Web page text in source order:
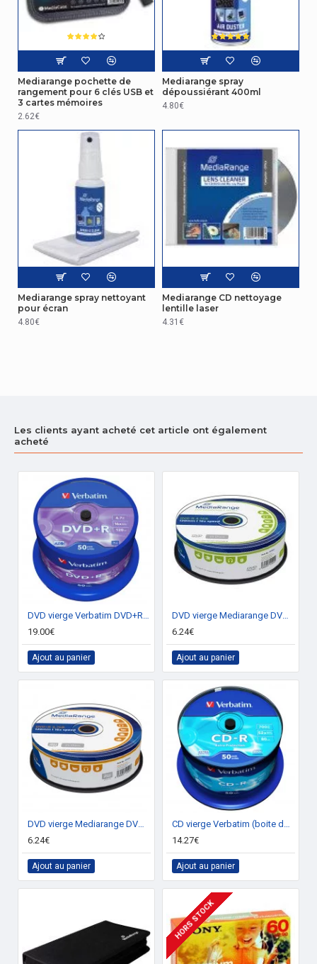
Mediarange pochette de
rangement pour 6 clés USB et
3 cartes mémoires
2.62€
Mediarange spray
dépoussiérant 400ml
4.80€
Mediarange spray nettoyant
pour écran
4.80€
Mediarange CD nettoyage
lentille laser
4.31€
Les clients ayant acheté cet article ont également
acheté
DVD vierge Verbatim DVD+R 16x (boite de 50)
19.00€
Ajout au panier
DVD vierge Mediarange DVD-R 16x (boite de 25)
6.24€
Ajout au panier
DVD vierge Mediarange DVD+R 16x (boite de 25)
6.24€
Ajout au panier
CD vierge Verbatim (boite de 50)
14.27€
Ajout au panier
HORS STOCK